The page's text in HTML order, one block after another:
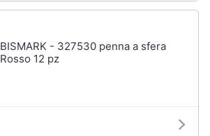
BISMARK - 327530 penna a sfera
Rosso 12 pz